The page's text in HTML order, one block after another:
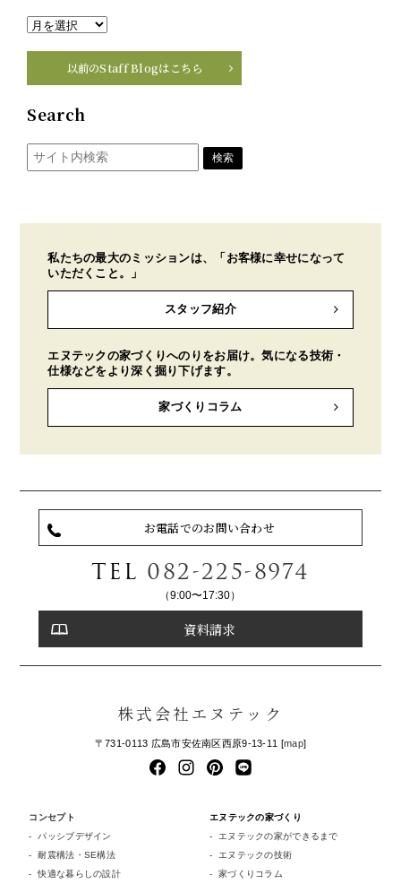
以前のStaff Blogはこちら
Search
私たちの最大のミッションは、「お客様に幸せになって
いただくこと。」
スタッフ紹介
エヌテックの家づくりへのりをお届け。気になる技術・
仕様などをより深く掘り下げます。
家づくりコラム
お電話でのお問い合わせ
TEL 082-225-8974
（9:00〜17:30）
資料請求
株式会社エヌテック
〒731-0113 広島市安佐南区西原9-13-11 [map]
コンセプト
パッシブデザイン
耐震構法・SE構法
快適な暮らしの設計
エヌテックの家づくり
エヌテックの家ができるまで
エヌテックの技術
家づくりコラム